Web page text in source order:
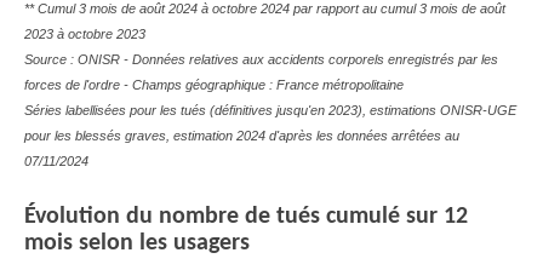
** Cumul 3 mois de août 2024 à octobre 2024 par rapport au cumul 3 mois de août
2023 à octobre 2023
Source : ONISR - Données relatives aux accidents corporels enregistrés par les
forces de l'ordre - Champs géographique : France métropolitaine
Séries labellisées pour les tués (définitives jusqu'en 2023), estimations ONISR-UGE
pour les blessés graves, estimation 2024 d'après les données arrêtées au
07/11/2024
Évolution du nombre de tués cumulé sur 12
mois selon les usagers